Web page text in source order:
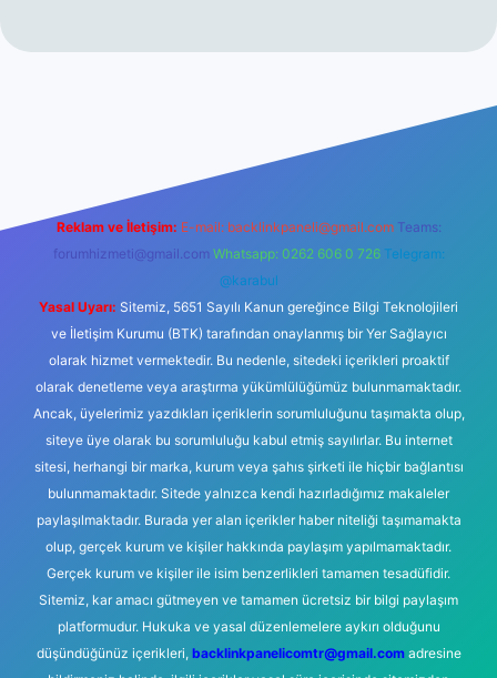
Reklam ve İletişim: E-mail: backlinkpaneli@gmail.com Teams:
forumhizmeti@gmail.com Whatsapp: 0262 606 0 726 Telegram:
@karabul
Yasal Uyarı: Sitemiz, 5651 Sayılı Kanun gereğince Bilgi Teknolojileri
ve İletişim Kurumu (BTK) tarafından onaylanmış bir Yer Sağlayıcı
olarak hizmet vermektedir. Bu nedenle, sitedeki içerikleri proaktif
olarak denetleme veya araştırma yükümlülüğümüz bulunmamaktadır.
Ancak, üyelerimiz yazdıkları içeriklerin sorumluluğunu taşımakta olup,
siteye üye olarak bu sorumluluğu kabul etmiş sayılırlar. Bu internet
sitesi, herhangi bir marka, kurum veya şahıs şirketi ile hiçbir bağlantısı
bulunmamaktadır. Sitede yalnızca kendi hazırladığımız makaleler
paylaşılmaktadır. Burada yer alan içerikler haber niteliği taşımamakta
olup, gerçek kurum ve kişiler hakkında paylaşım yapılmamaktadır.
Gerçek kurum ve kişiler ile isim benzerlikleri tamamen tesadüfidir.
Sitemiz, kar amacı gütmeyen ve tamamen ücretsiz bir bilgi paylaşım
platformudur. Hukuka ve yasal düzenlemelere aykırı olduğunu
düşündüğünüz içerikleri, backlinkpanelicomtr@gmail.comadresine